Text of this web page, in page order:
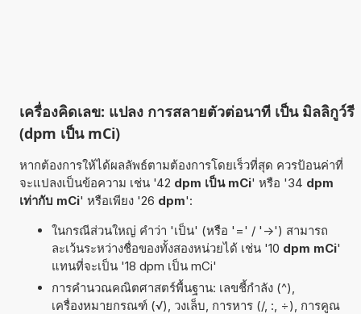
เครื่องคิดเลข: แปลง การสลายตัวต่อนาที เป็น มิลลิกูว์รี
(dpm เป็น mCi)
หากต้องการให้ได้ผลลัพธ์ตามต้องการโดยเร็วที่สุด ควรป้อนค่าที่
จะแปลงเป็นข้อความ เช่น '42 dpm เป็น mCi' หรือ '34 dpm
เท่ากับ mCi' หรือเพียง '26 dpm':
ในกรณีส่วนใหญ่ คำว่า 'เป็น' (หรือ '=' / '->') สามารถ
ละเว้นระหว่างชื่อของทั้งสองหน่วยได้ เช่น '10 dpm mCi'
แทนที่จะเป็น '18 dpm เป็น mCi'
การคำนวณคณิตศาสตร์พื้นฐาน: เลขชี้กำลัง (^),
เครื่องหมายกรณฑ์ (√), วงเล็บ, การหาร (/, :, ÷), การคูณ